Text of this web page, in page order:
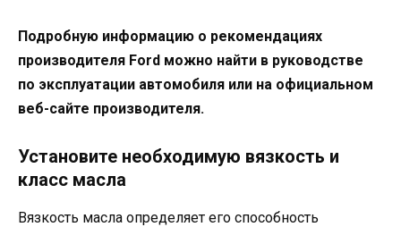
Подробную информацию о рекомендациях
производителя Ford можно найти в руководстве
по эксплуатации автомобиля или на официальном
веб-сайте производителя.
Установите необходимую вязкость и
класс масла
Вязкость масла определяет его способность